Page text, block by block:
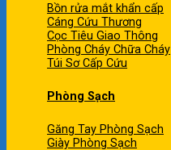
Bồn rửa mắt khẩn cấp
Cáng Cứu Thương
Cọc Tiêu Giao Thông
Phòng Cháy Chữa Cháy
Túi Sơ Cấp Cứu
Phòng Sạch
Găng Tay Phòng Sạch
Giày Phòng Sạch